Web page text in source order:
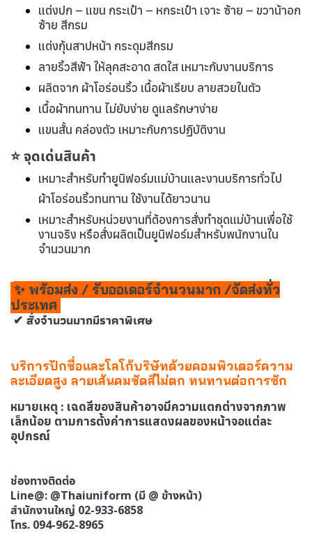
แต่งปก – แขน กระเป๋า – หกระเป๋า เจาะ ซ้าย – ขวาน้าอก
ซ้าย สีกรม
แต่งกุ้นสาปหน้า กระดุมสีกรม
ลายริ้วสีฟ้า ให้ลุคสะอาด สดใส เหมาะกับงานบริการ
ผลิตจาก ผ้าโอร่อนริ้ว เนื้อผ้าเรียบ ลายสวยในตัว
เนื้อผ้าทนทาน ไม่ยับง่าย ดูแลรักษาง่าย
แขนสั้น คล่องตัว เหมาะกับการปฏิบัติงาน
⭐ จุดเด่นสินค้า
เหมาะสำหรับทำยูนิฟอร์มแม่บ้านและงานบริการทั่วไป
ผ้าโอร่อนริ้วทนทาน ใช้งานได้ยาวนาน
เหมาะสำหรับหน่วยงานที่ต้องการสั่งทำชุดแม่บ้านเพื่อใช้
งานจริง หรือสั่งผลิตเป็นยูนิฟอร์มสำหรับพนักงานใน
จำนวนมาก
✨ พร้อมส่ง / รับออเดอร์จำนวนมาก /จัดส่งทั่ว
ประเทศ
✔ สั่งจำนวนมากมีราคาพิเศษ
บริการปักชื่อและโลโก้บริษัทด้วยคอมพิวเตอร์ความ
ละเอียดสูง ลายเส้นคมชัดสีไม่ตก ทนทานต่อการซัก
หมายเหตุ : เฉดสีของสินค้าอาจมีความแตกต่างจากภาพ
เล็กน้อย ตามการตั้งค่าการแสดงผลของหน้าจอแต่ละ
อุปกรณ์
ช่องทางติดต่อ
Line@: @Thaiuniform (มี @ ข้างหน้า)
สำนักงานใหญ่ 02-933-6858
โทร. 094-962-8965